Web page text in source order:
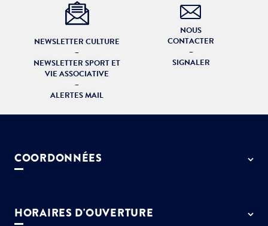
NEWSLETTER CULTURE
–
NEWSLETTER SPORT ET
VIE ASSOCIATIVE
–
ALERTES MAIL
NOUS
CONTACTER
–
SIGNALER
COORDONNÉES
01 64 13 55 55
HORAIRES D'OUVERTURE